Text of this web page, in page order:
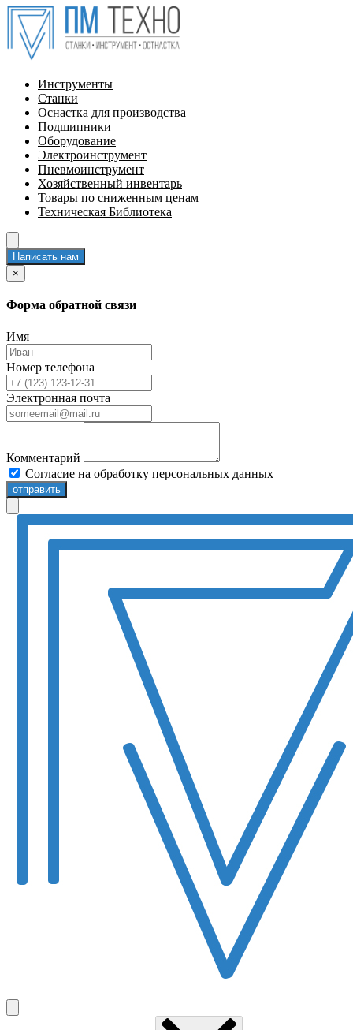
Инструменты
Станки
Оснастка для производства
Подшипники
Оборудование
Электроинструмент
Пневмоинструмент
Хозяйственный инвентарь
Товары по сниженным ценам
Техническая Библиотека
Написать нам
×
Форма обратной связи
Имя
Номер телефона
Электронная почта
Комментарий
Согласие на обработку персональных данных
отправить